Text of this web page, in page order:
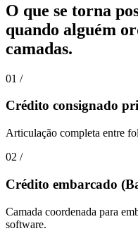
O que se torna
quando alguém
camadas.
01 /
Crédito consignado
Articulação completa entre
02 /
Crédito embarcado
Camada coordenada para
software.